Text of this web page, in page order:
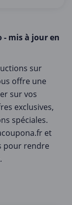
- mis à jour en
sur
offre une
sur vos
exclusives,
spéciales.
et
pour rendre